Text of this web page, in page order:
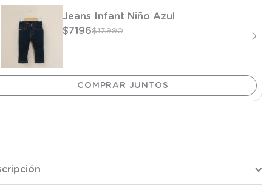
Jeans Infant Niño Azul
$7196$17.990